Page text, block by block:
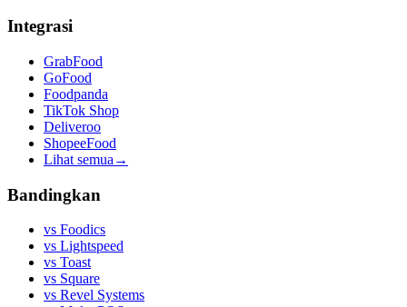
Integrasi
GrabFood
GoFood
Foodpanda
TikTok Shop
Deliveroo
ShopeeFood
Lihat semua →
Bandingkan
vs Foodics
vs Lightspeed
vs Toast
vs Square
vs Revel Systems